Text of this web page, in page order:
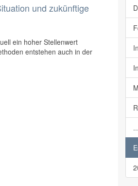
und zukünftige
ein hoher Stellenwert
entstehen auch in der